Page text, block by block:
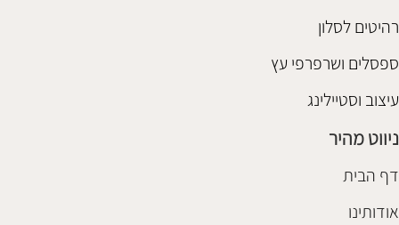
רהיטים לסלון
ספסלים ושרפרפי עץ
עיצוב וסטיילינג
ניווט מהיר
דף הבית
אודותינו